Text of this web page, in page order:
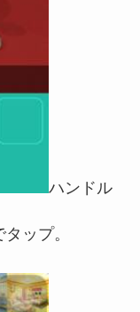
ハンドル
ップ。